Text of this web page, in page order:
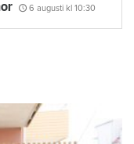
6 augusti kl 10:30